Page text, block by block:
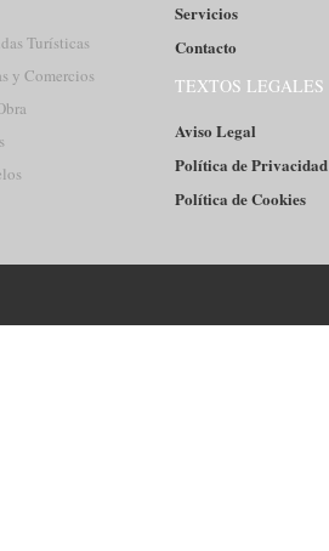
Turísticas
y Comercios
Servicios
Contacto
TEXTOS LEGALES
Aviso Legal
Política de Privacidad
Política de Cookies